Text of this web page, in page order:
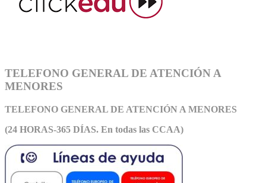
TELEFONO GENERAL DE ATENCIÓN A
MENORES
TELEFONO GENERAL DE ATENCIÓN A MENORES
(24 HORAS-365 DÍAS. En todas las CCAA)